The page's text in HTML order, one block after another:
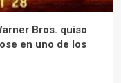
Bros. quiso
en uno de los